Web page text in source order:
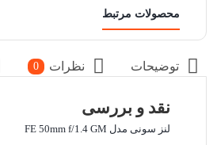
محصولات مرتبط
توضیحات نظرات 0
نقد و بررسی
لنز سونی مدل FE 50mm f/1.4 GM